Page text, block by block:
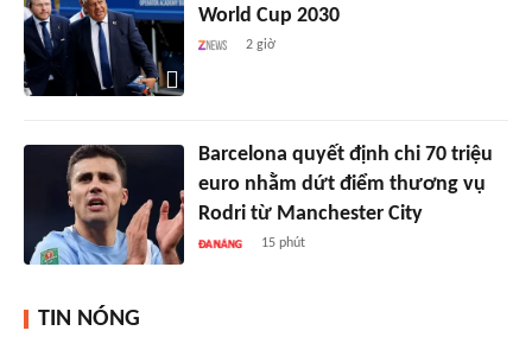
World Cup 2030
2 giờ
Barcelona quyết định chi 70 triệu
euro nhằm dứt điểm thương vụ
Rodri từ Manchester City
15 phút
TIN NÓNG